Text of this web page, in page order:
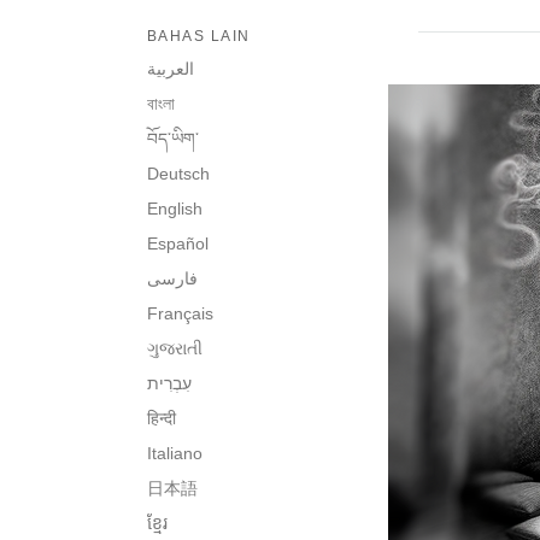
BAHAS LAIN
العربية
বাংলা
བོད་ཡིག་
Deutsch
English
Español
فارسی
Français
ગુજરાતી
हिन्दी
Italiano
日本語
ខ្មែរ